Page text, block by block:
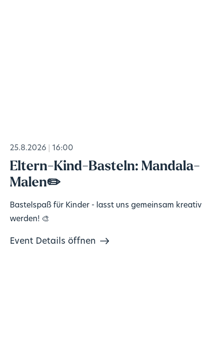
25.8.2026 16:00
Eltern-Kind-Basteln: Mandala-
Malen✏️
Bastelspaß für Kinder - lasst uns gemeinsam kreativ
werden! 🎨
Event Details öffnen